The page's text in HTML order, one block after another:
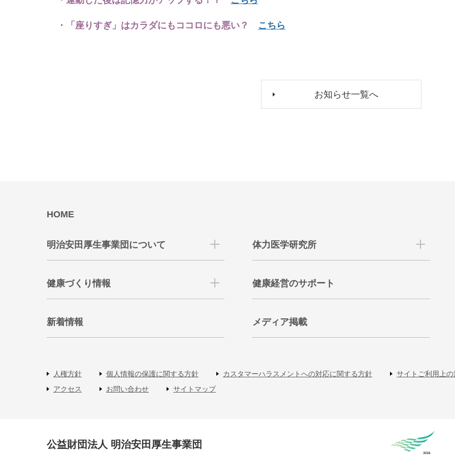
・「座りすぎ」はカラダにもココロにも悪い？ こちら
お知らせ一覧へ
HOME
明治安田厚生事業団について 体力医学研究所
健康づくり情報 健康経営のサポート
新着情報 メディア掲載
人権方針 個人情報の保護に関する方針 カスタマーハラスメントへの対応に関する方針
サイトご利用上の
アクセス
お問い合わせ サイトマップ
公益財団法人 明治安田厚生事業団